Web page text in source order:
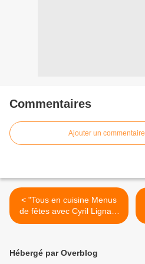
Commentaires
Ajouter un commentaire
< "Tous en cuisine Menus
de fêtes avec Cyril Lignac"
sur M6 : Les ingrédients de
topinambours et soufflé
Hébergé par Overblog